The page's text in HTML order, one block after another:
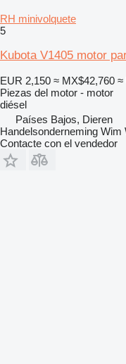
RH minivolquete
5
Kubota V1405 motor
EUR 2,150 ≈ MX$42,760 ≈
Piezas del motor - motor
diésel
Países Bajos, Dieren
Handelsonderneming Wim
Contacte con el vendedor